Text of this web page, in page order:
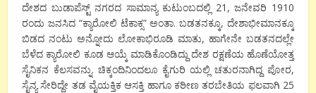
ದೇಶದ ಬುಡಾಪೆಸ್ಟ್ ನಗರದ ಸಾಮಾನ್ಯ ಕುಟುಂಬದಲ್ಲಿ 21, ಜನೇವರಿ 1910
ರಂದು ಜನಸಿದ “ಕ್ಯಾರೋಲಿ ಟೆಕಾಕ್ಸ” ಅಂತಾ. ಬಡತನಕ್ಕೂ, ದೇಶಾಭೀಮಾನಕ್ಕೂ
ಬಿಡದ ನಂಟು ಅನ್ನೋದು ಲೋಕಾಭಿರೂಡಿ ಮಾತು, ಹಾಗೇನೇ ಬಡತನದಲ್ಲೇ
ಬೆಳೆದ ಕ್ಯಾರೋಲಿ ಕೂಡ ಆಯ್ಕೆ ಮಾಡಿಕೊಂಡಿದ್ದು ದೇಶ ರಕ್ಷಣೆಯ ಹೊಣೆಯೋತ್ತ
ಸೈನಿಕನ ಕೆಲಸವನ್ನು. ಚಿಕ್ಕಂದಿನಿಂದಲೂ ಕೈಗುರಿ ಯಲ್ಲಿ ಚತುರನಾಗಿದ್ದ ಪೋರ,
ಸೈನ್ಯ ಸೇರಿದ್ದೇ ತಡ ವೈಯಕ್ತಿಕ ಆಸಕ್ತಿ ಹಾಗೂ ಕಠೀಣ ತರಬೇತಿಯ ಫಲವಾಗಿ 25